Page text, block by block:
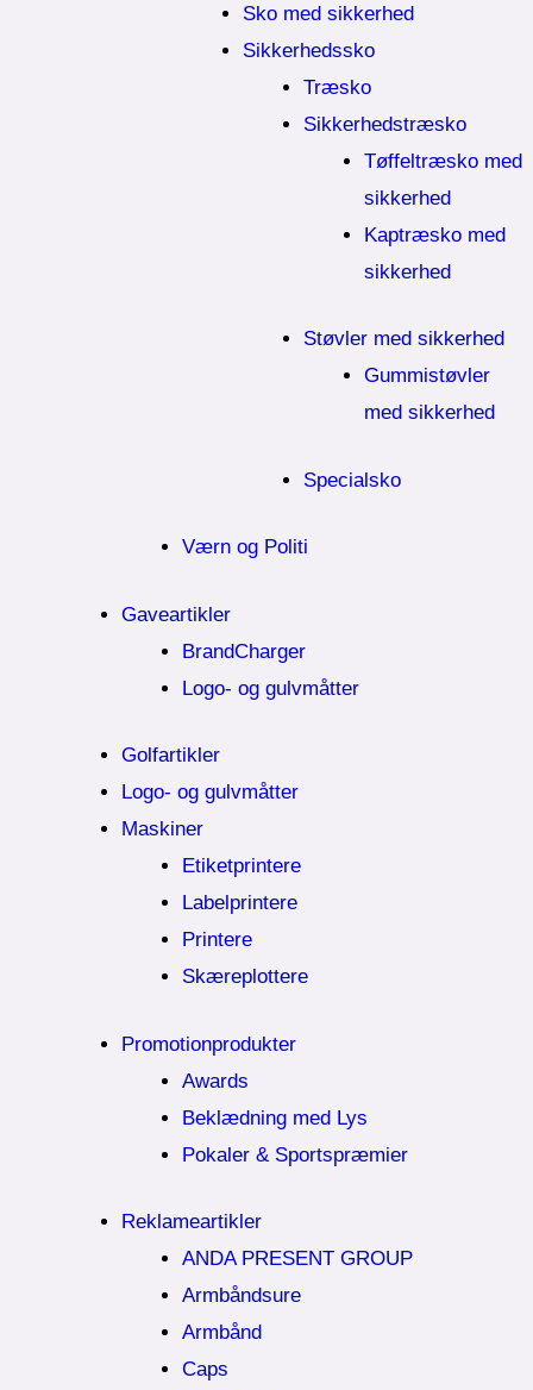
Sko med sikkerhed
Sikkerhedssko
Træsko
Sikkerhedstræsko
Tøffeltræsko med
sikkerhed
Kaptræsko med
sikkerhed
Støvler med sikkerhed
Gummistøvler
med sikkerhed
Specialsko
Værn og Politi
Gaveartikler
BrandCharger
Logo- og gulvmåtter
Golfartikler
Logo- og gulvmåtter
Maskiner
Etiketprintere
Labelprintere
Printere
Skæreplottere
Promotionprodukter
Awards
Beklædning med Lys
Pokaler & Sportspræmier
Reklameartikler
ANDA PRESENT GROUP
Armbåndsure
Armbånd
Caps